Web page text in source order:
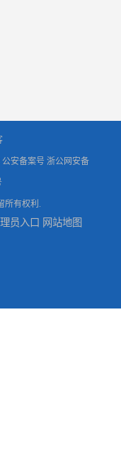
公安备案号 浙公网安备
所有权利.
员入口 网站地图